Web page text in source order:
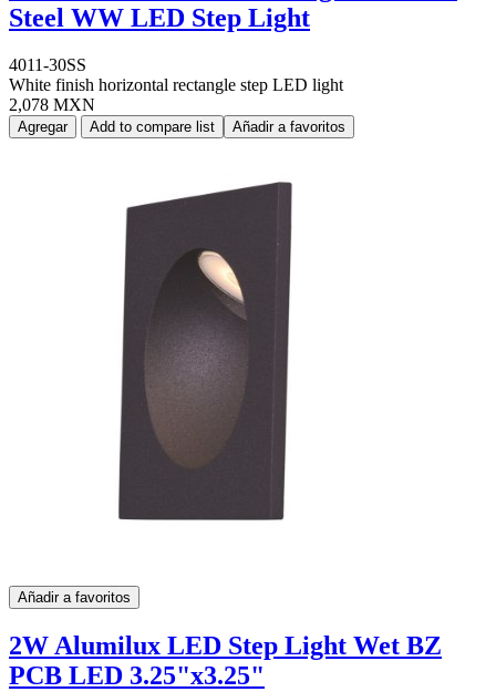
Steel WW LED Step Light
4011-30SS
White finish horizontal rectangle step LED light
2,078 MXN
Agregar Add to compare list Añadir a favoritos
Añadir a favoritos
2W Alumilux LED Step Light Wet BZ
PCB LED 3.25"x3.25"